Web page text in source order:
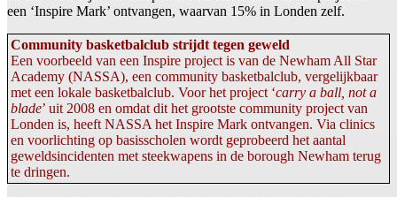
een ‘Inspire Mark’ ontvangen, waarvan 15% in Londen zelf.
Community basketbalclub strijdt tegen geweld
Een voorbeeld van een Inspire project is van de Newham All Star
Academy (NASSA), een community basketbalclub, vergelijkbaar
met een lokale basketbalclub. Voor het project ‘carry a ball, not a
blade’ uit 2008 en omdat dit het grootste community project van
Londen is, heeft NASSA het Inspire Mark ontvangen. Via clinics
en voorlichting op basisscholen wordt geprobeerd het aantal
geweldsincidenten met steekwapens in de borough Newham terug
te dringen.